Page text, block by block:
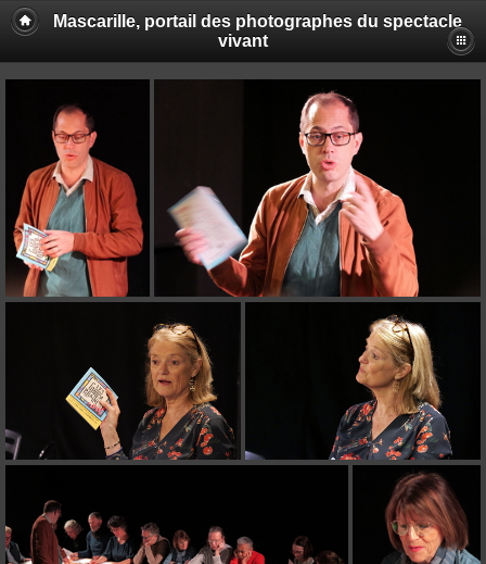
Mascarille, portail des photographes du spectacle
vivant